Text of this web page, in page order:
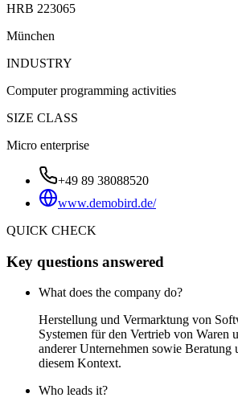
HRB 223065
München
INDUSTRY
Computer programming activities
SIZE CLASS
Micro enterprise
+49 89 38088520
www.demobird.de/
QUICK CHECK
Key questions answered
What does the company do?
Herstellung und Vermarktung von
Systemen für den Vertrieb von Waren
anderer Unternehmen sowie Beratung
diesem Kontext.
Who leads it?